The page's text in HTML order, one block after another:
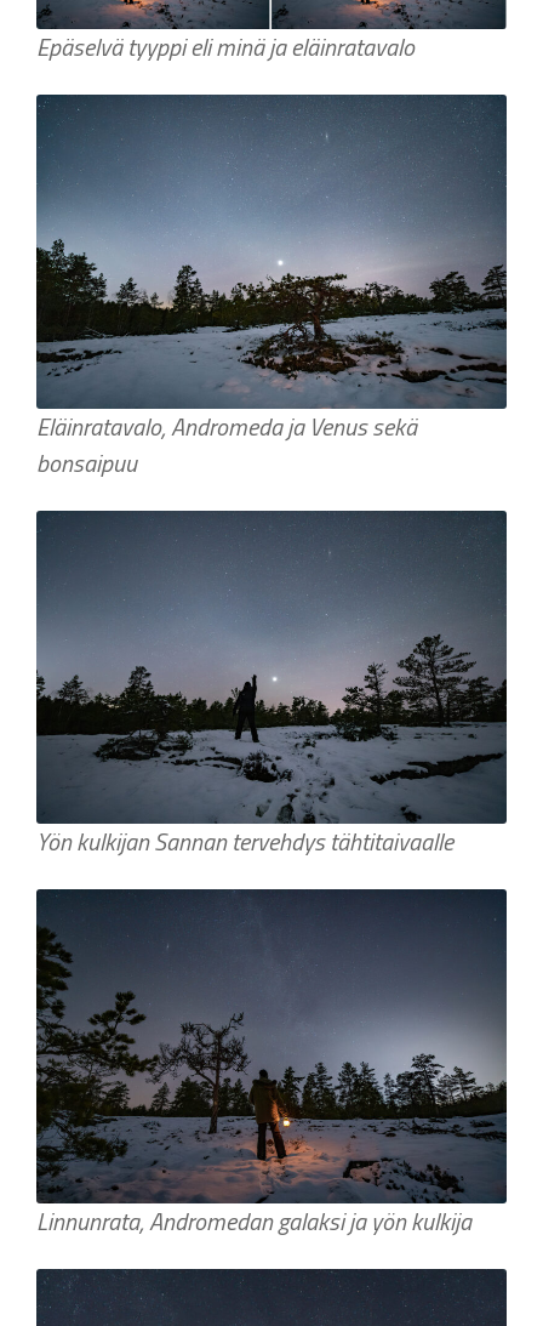
Epäselvä tyyppi eli minä ja eläinratavalo
Eläinratavalo, Andromeda ja Venus sekä
bonsaipuu
Yön kulkijan Sannan tervehdys tähtitaivaalle
Linnunrata, Andromedan galaksi ja yön kulkija